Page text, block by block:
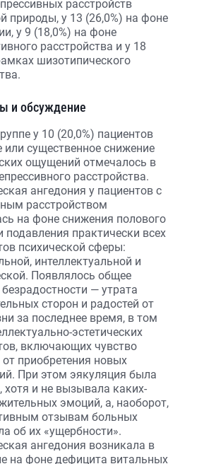
расстройств
природы, у 13 (26,0%) на фоне
у 9 (18,0%) на фоне
расстройства и у 18
шизотипического
и обсуждение
у 10 (20,0%) пациентов
или существенное снижение
ощущений отмечалось в
расстройства.
ангедония у пациентов с
расстройством
на фоне снижения полового
подавления практически всех
психической сферы:
интеллектуальной и
Появлялось общее
— утрата
сторон и радостей от
за последнее время, в том
эстетических
включающих чувство
от приобретения новых
При этом эякуляция была
хотя и не вызывала каких-
эмоций, а, наоборот,
отзывам больных
об их «ущербности».
ангедония возникала в
на фоне дефицита витальных